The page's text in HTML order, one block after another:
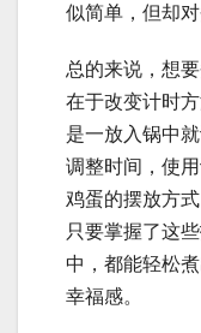
似简单，但却
总的来说，想
在于改变计时
是一放入锅中
调整时间，使
鸡蛋的摆放方
只要掌握了这
中，都能轻松
幸福感。